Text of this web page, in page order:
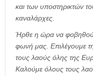
και των υποστηρικτών
καναλάρχες.
Ήρθε η ώρα να
φωνή μας. Επιλέγουμε
τους λαούς όλης της
Καλούμε όλους τους